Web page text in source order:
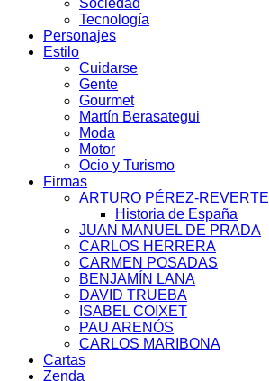
Sociedad
Tecnología
Personajes
Estilo
Cuidarse
Gente
Gourmet
Martín Berasategui
Moda
Motor
Ocio y Turismo
Firmas
ARTURO PÉREZ-REVERTE
Historia de España
JUAN MANUEL DE PRADA
CARLOS HERRERA
CARMEN POSADAS
BENJAMÍN LANA
DAVID TRUEBA
ISABEL COIXET
PAU ARENÓS
CARLOS MARIBONA
Cartas
Zenda